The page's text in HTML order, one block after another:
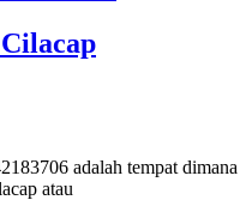
adalah tempat dimana
atau